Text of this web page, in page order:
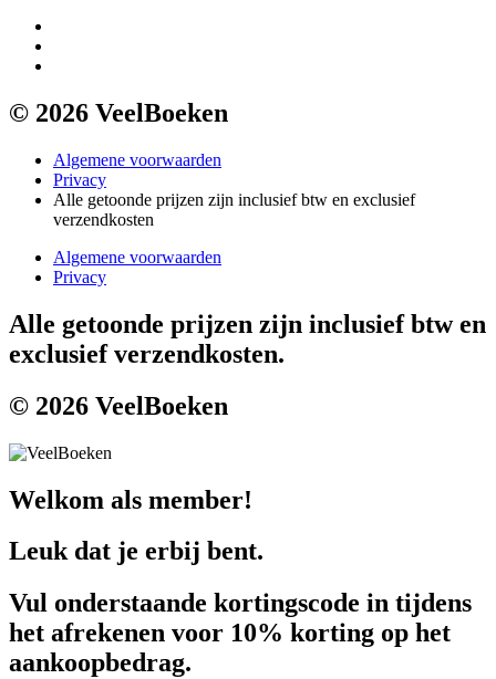
© 2026 VeelBoeken
Algemene voorwaarden
Privacy
Alle getoonde prijzen zijn inclusief btw en exclusief
verzendkosten
Algemene voorwaarden
Privacy
Alle getoonde prijzen zijn inclusief btw en
exclusief verzendkosten.
© 2026 VeelBoeken
Welkom als member!
Leuk dat je erbij bent.
Vul onderstaande kortingscode in tijdens
het afrekenen voor 10% korting op het
aankoopbedrag.